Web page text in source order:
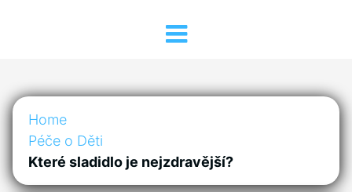
Home
Péče o Děti
Které sladidlo je nejzdravější?